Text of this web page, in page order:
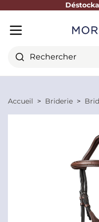
Rechercher
Accueil Briderie